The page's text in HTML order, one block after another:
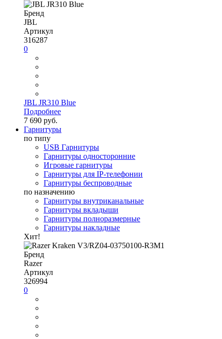
Бренд
JBL
Артикул
316287
0
JBL JR310 Blue
Подробнее
7 690 руб.
Гарнитуры
по типу
USB Гарнитуры
Гарнитуры односторонние
Игровые гарнитуры
Гарнитуры для IP-телефонии
Гарнитуры беспроводные
по назначению
Гарнитуры внутриканальные
Гарнитуры вкладыши
Гарнитуры полноразмерные
Гарнитуры накладные
Хит!
Бренд
Razer
Артикул
326994
0